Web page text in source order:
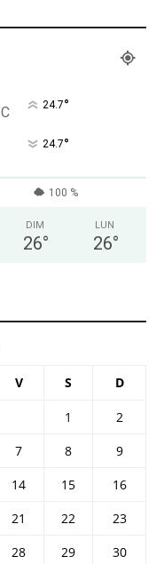
C 24.7°
24.7°
100 %
DIM
26°
LUN
26°
V S D
1
2
7 8
9
14 15
16
21 22
23
28 29
30